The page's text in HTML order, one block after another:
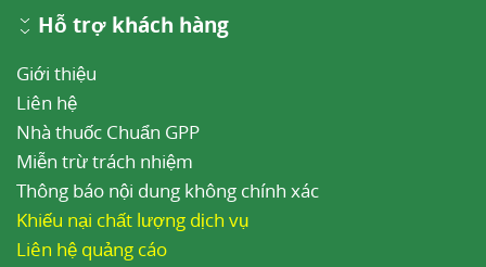
Hỗ trợ khách hàng
Giới thiệu
Liên hệ
Nhà thuốc Chuẩn GPP
Miễn trừ trách nhiệm
Thông báo nội dung không chính xác
Khiếu nại chất lượng dịch vụ
Liên hệ quảng cáo